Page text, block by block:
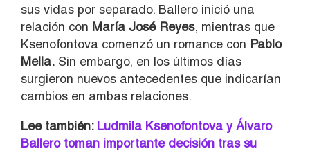
sus vidas por separado. Ballero inició una
relación con María José Reyes, mientras que
Ksenofontova comenzó un romance con Pablo
Mella. Sin embargo, en los últimos días
surgieron nuevos antecedentes que indicarían
cambios en ambas relaciones.
Lee también: Ludmila Ksenofontova y Álvaro
Ballero toman importante decisión tras su